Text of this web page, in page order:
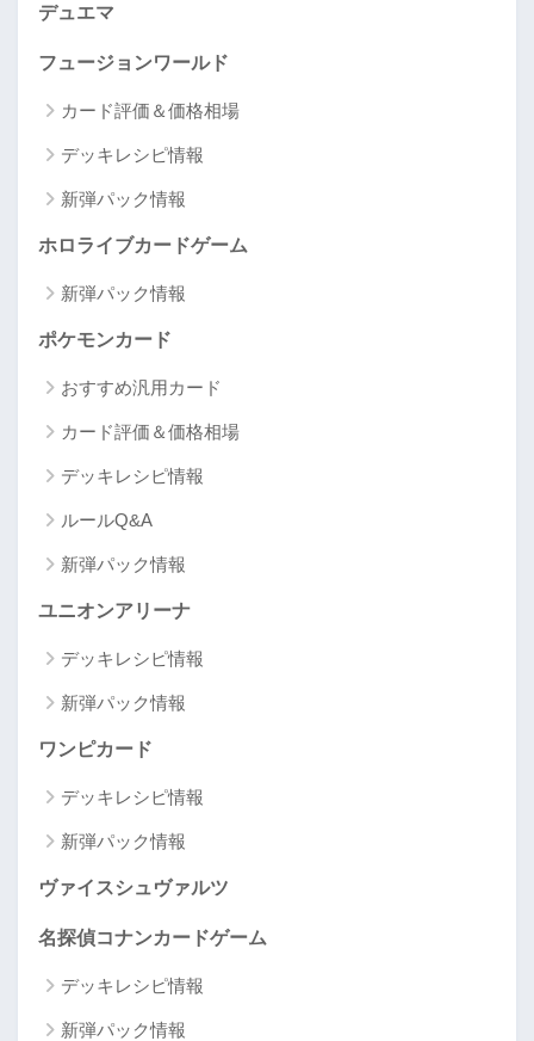
デュエマ
フュージョンワールド
カード評価＆価格相場
デッキレシピ情報
新弾パック情報
ホロライブカードゲーム
新弾パック情報
ポケモンカード
おすすめ汎用カード
カード評価＆価格相場
デッキレシピ情報
ルールQ&A
新弾パック情報
ユニオンアリーナ
デッキレシピ情報
新弾パック情報
ワンピカード
デッキレシピ情報
新弾パック情報
ヴァイスシュヴァルツ
名探偵コナンカードゲーム
デッキレシピ情報
新弾パック情報